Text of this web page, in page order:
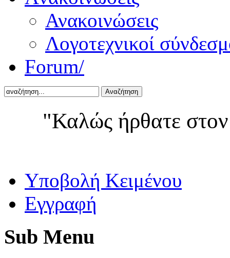
Ανακοινώσεις
Λογοτεχνικοί
Forum/
Αναζήτηση
"Καλώς ήρθατε
Yποβολή Κειμένου
Εγγραφή
Sub Menu